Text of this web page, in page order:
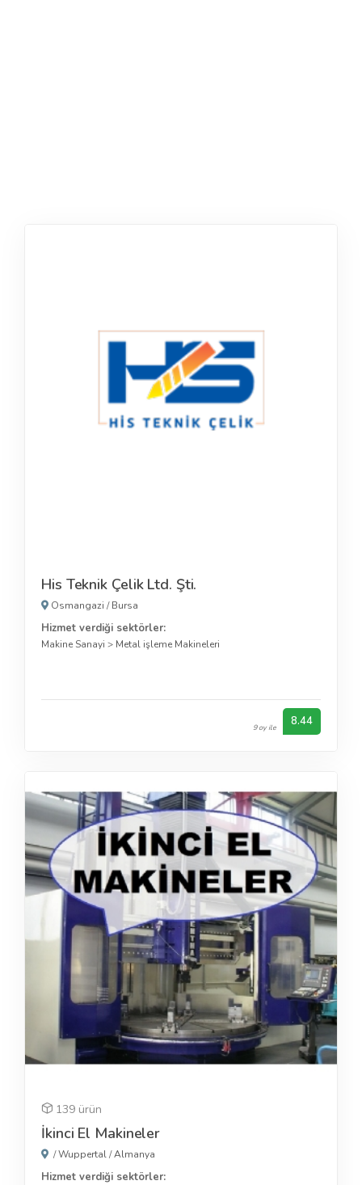
His Teknik Çelik Ltd. Şti.
Osmangazi /Bursa
Hizmet verdiği sektörler:
Makine Sanayi > Metal işleme Makineleri
9 oy ile 8.44
139 ürün
İkinci El Makineler
/Wuppertal/Almanya
Hizmet verdiği sektörler: